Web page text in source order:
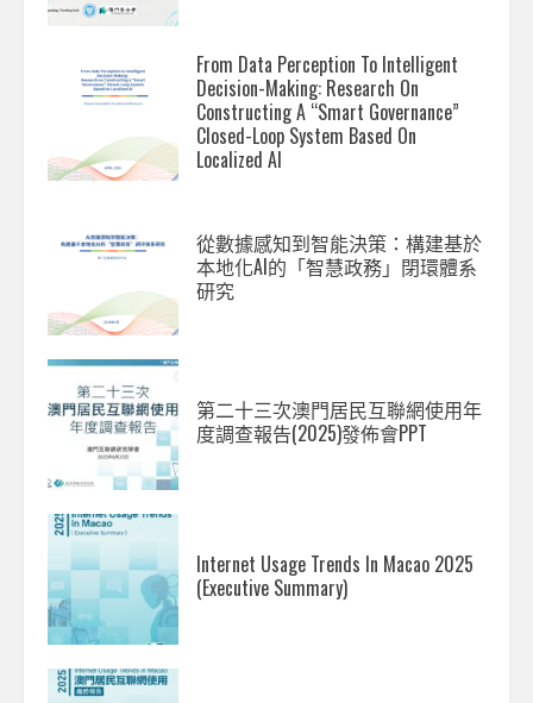
From Data Perception To Intelligent
Decision-Making: Research On
Constructing A “Smart Governance”
Closed-Loop System Based On
Localized AI
從數據感知到智能決策：構建基於
本地化AI的「智慧政務」閉環體系
研究
第二十三次澳門居民互聯網使用年
度調查報告(2025)發佈會PPT
Internet Usage Trends In Macao 2025
(Executive Summary)